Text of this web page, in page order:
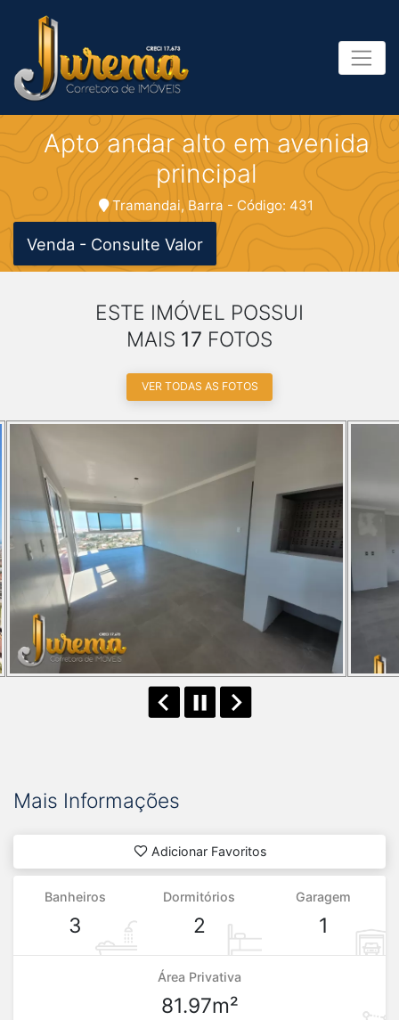
Apto andar alto em avenida
principal
Tramandai, Barra - Código: 431
Venda - Consulte Valor
ESTE IMÓVEL POSSUI
MAIS 17 FOTOS
VER TODAS AS FOTOS
Mais Informações
Adicionar Favoritos
Banheiros
3
Dormitórios
2
Garagem
1
Área Privativa
81.97m²